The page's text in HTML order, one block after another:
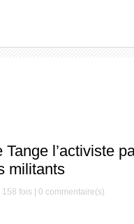
l’activiste
militants
158 fois |0 commentaire(s)